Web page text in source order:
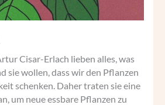
Cisar-Erlach lieben alles, was
sie wollen, dass wir den Pflanzen
schenken. Daher traten sie eine
um neue essbare Pflanzen zu